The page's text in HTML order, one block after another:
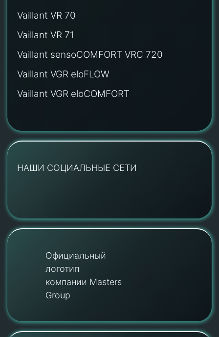
Vaillant VR 70
Vaillant VR 71
Vaillant sensoCOMFORT VRC 720
Vaillant VGR eloFLOW
Vaillant VGR eloCOMFORT
НАШИ СОЦИАЛЬНЫЕ СЕТИ
Официальный
логотип
компании Masters
Group